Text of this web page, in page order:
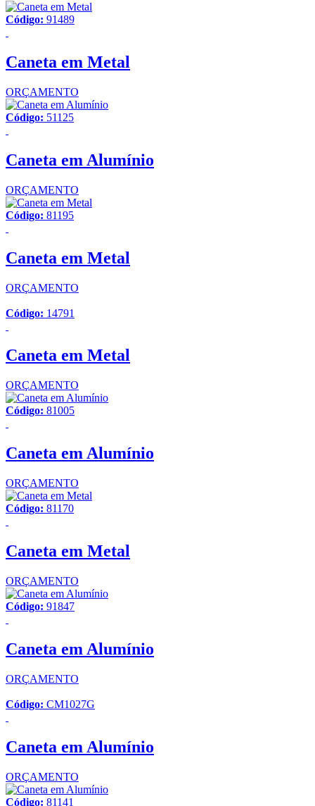
Código: 91489
Caneta em Metal
ORÇAMENTO
Código: 51125
Caneta em Alumínio
ORÇAMENTO
Código: 81195
Caneta em Metal
ORÇAMENTO
Código: 14791
Caneta em Metal
ORÇAMENTO
Código: 81005
Caneta em Alumínio
ORÇAMENTO
Código: 81170
Caneta em Metal
ORÇAMENTO
Código: 91847
Caneta em Alumínio
ORÇAMENTO
Código: CM1027G
Caneta em Alumínio
ORÇAMENTO
Código: 81141